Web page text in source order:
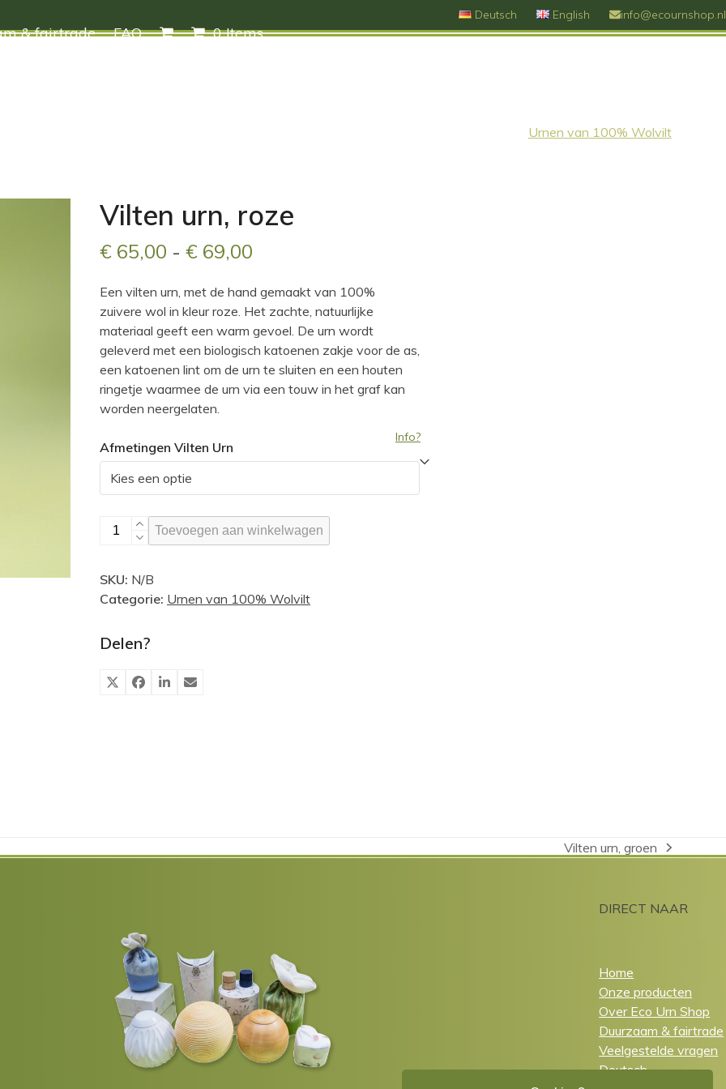
Deutsch English info@ecournshop.nl
& fairtrade FAQ 0 Items
Urnen van 100% Wolvilt
Vilten urn, roze
€ 65,00 - € 69,00
tot
€ 69,00
Een vilten urn, met de hand gemaakt van 100%
zuivere wol in kleur roze. Het zachte, natuurlijke
materiaal geeft een warm gevoel. De urn wordt
geleverd met een biologisch katoenen zakje voor de as,
een katoenen lint om de urn te sluiten en een houten
ringetje waarmee de urn via een touw in het graf kan
worden neergelaten.
Info?
Afmetingen Vilten Urn
Vilten
aantal
Toevoegen aan winkelwagen
SKU: N/B
Categorie: Urnen van 100% Wolvilt
Delen?
next
Vilten urn, groen
DIRECT NAAR
Home
Onze producten
Over Eco Urn Shop
Duurzaam & fairtrade
Veelgestelde vragen
Deutsch